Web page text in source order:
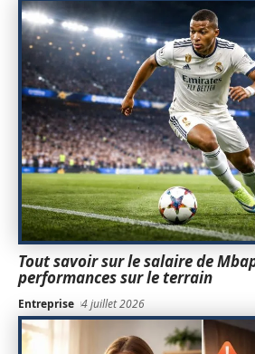
Tout savoir sur le salaire de
performances sur le terrain
Entreprise 4 juillet 2026